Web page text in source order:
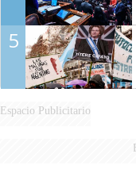
5
Espacio Publicitario